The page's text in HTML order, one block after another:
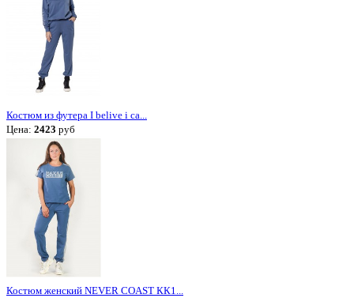
Костюм из футера I belive i ca...
Цена: 2423 руб
Костюм женский NEVER COAST КК1...